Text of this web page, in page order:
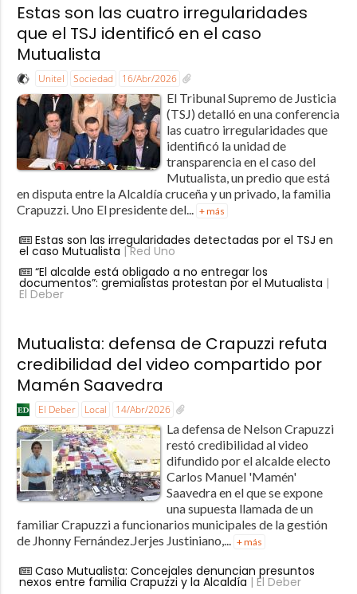
Estas son las cuatro irregularidades
que el TSJ identificó en el caso
Mutualista
Unitel Sociedad 16/Abr/2026
El Tribunal Supremo de Justicia
(TSJ) detalló en una conferencia
las cuatro irregularidades que
identificó la unidad de
transparencia en el caso del
Mutualista, un predio que está
en disputa entre la Alcaldía cruceña y un privado, la familia
Crapuzzi. Uno El presidente del... + más
Estas son las irregularidades detectadas por el TSJ en
el caso Mutualista | Red Uno
“El alcalde está obligado a no entregar los
documentos”: gremialistas protestan por el Mutualista |
El Deber
Mutualista: defensa de Crapuzzi refuta
credibilidad del video compartido por
Mamén Saavedra
El Deber Local 14/Abr/2026
La defensa de Nelson Crapuzzi
restó credibilidad al video
difundido por el alcalde electo
Carlos Manuel 'Mamén'
Saavedra en el que se expone
una supuesta llamada de un
familiar Crapuzzi a funcionarios municipales de la gestión
de Jhonny Fernández.Jerjes Justiniano,... + más
Caso Mutualista: Concejales denuncian presuntos
nexos entre familia Crapuzzi y la Alcaldía | El Deber